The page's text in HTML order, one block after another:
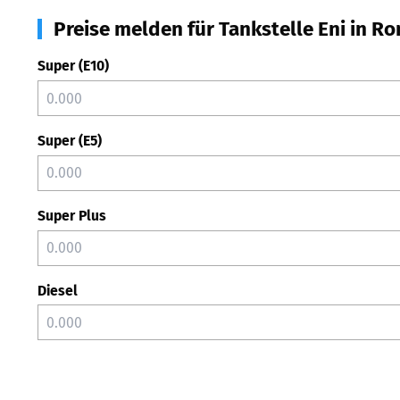
Preise melden für Tankstelle Eni in
Super (E10)
Super (E5)
Super Plus
Diesel